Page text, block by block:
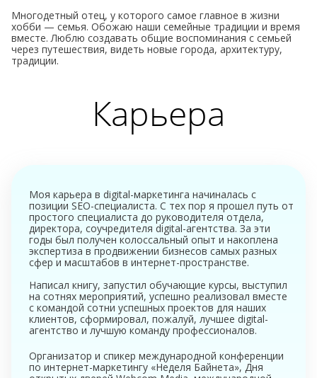
Многодетный отец, у которого самое главное в жизни
хобби — семья. Обожаю наши семейные традиции и время
вместе. Люблю создавать общие воспоминания с семьей
через путешествия, видеть новые города, архитектуру,
традиции.
Карьера
Моя карьера в digital-маркетинга начиналась с
позиции SEO-специалиста. С тех пор я прошел путь от
простого специалиста до руководителя отдела,
директора, соучредителя digital-агентства. За эти
годы был получен колоссальный опыт и накоплена
экспертиза в продвижении бизнесов самых разных
сфер и масштабов в интернет-пространстве.
Написал книгу, запустил обучающие курсы, выступил
на сотнях мероприятий, успешно реализовал вместе
с командой сотни успешных проектов для наших
клиентов, сформировал, пожалуй, лучшее digital-
агентство и лучшую команду профессионалов.
Организатор и спикер международной конференции
по интернет-маркетингу «Неделя Байнета», Дня